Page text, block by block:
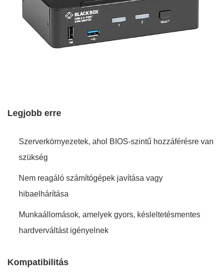
Legjobb erre
Szerverkörnyezetek, ahol BIOS-szintű hozzáférésre van
szükség
Nem reagáló számítógépek javítása vagy
hibaelhárítása
Munkaállomások, amelyek gyors, késleltetésmentes
hardverváltást igényelnek
Kompatibilitás